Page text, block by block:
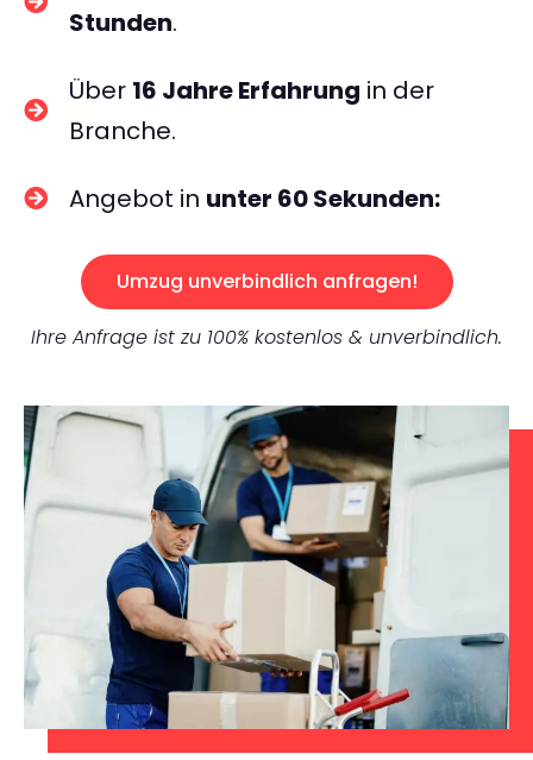
Stunden.
Über 16 Jahre Erfahrung in der
Branche.
Angebot in unter 60 Sekunden:
Umzug unverbindlich anfragen!
Ihre Anfrage ist zu 100% kostenlos & unverbindlich.